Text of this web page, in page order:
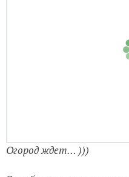
Освободила
собрали разные прутики